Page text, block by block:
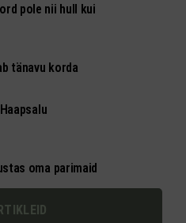
pole nii hull kui
tänavu korda
oma parimaid